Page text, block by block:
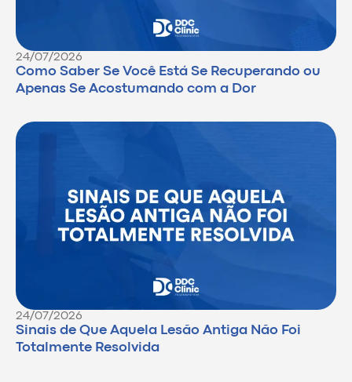
24/07/2026
Como Saber Se Você Está Se Recuperando ou
Apenas Se Acostumando com a Dor
24/07/2026
Sinais de Que Aquela Lesão Antiga Não Foi
Totalmente Resolvida